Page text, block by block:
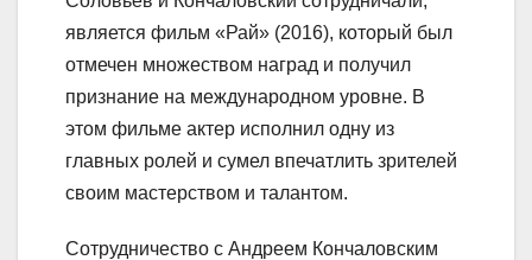
является фильм «Рай» (2016), который был
отмечен множеством наград и получил
признание на международном уровне. В
этом фильме актер исполнил одну из
главных ролей и сумел впечатлить зрителей
своим мастерством и талантом.
Сотрудничество с Андреем Кончаловским